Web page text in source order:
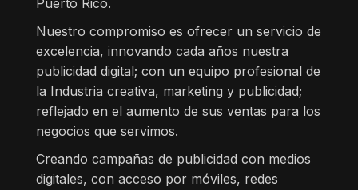
Puerto Rico.
Nuestro compromiso es ofrecer un servicio de
excelencia, innovando cada años nuestra
publicidad digital; con un equipo profesional de
la Industria creativa, marketing y publicidad;
reflejado en el aumento de sus ventas para los
negocios que servimos.
Creando campañas de publicidad con medios
digitales, con acceso por móviles, redes